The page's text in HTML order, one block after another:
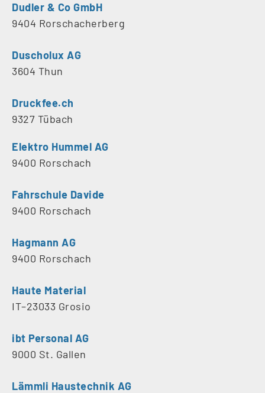
Dudler & Co GmbH
9404 Rorschacherberg
Duscholux AG
3604 Thun
Druckfee.ch
9327 Tübach
Elektro Hummel AG
9400 Rorschach
Fahrschule Davide
9400 Rorschach
Hagmann AG
9400 Rorschach
Haute Material
IT–23033 Grosio
ibt Personal AG
9000 St. Gallen
Lämmli Haustechnik AG